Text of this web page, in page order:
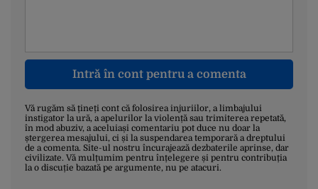
Intră în cont pentru a comenta
Vă rugăm să țineți cont că folosirea injuriilor, a limbajului
instigator la ură, a apelurilor la violență sau trimiterea repetată,
în mod abuziv, a aceluiași comentariu pot duce nu doar la
ștergerea mesajului, ci și la suspendarea temporară a dreptului
de a comenta. Site-ul nostru încurajează dezbaterile aprinse, dar
civilizate. Vă mulțumim pentru înțelegere și pentru contribuția
la o discuție bazată pe argumente, nu pe atacuri.